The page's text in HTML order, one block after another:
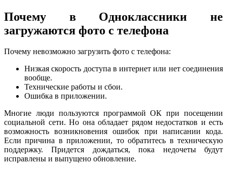
Почему в Одноклассники не
загружаются фото с телефона
Почему невозможно загрузить фото с телефона:
Низкая скорость доступа в интернет или нет соединения
вообще.
Технические работы и сбои.
Ошибка в приложении.
Многие люди пользуются программой ОК при посещении
социальной сети. Но она обладает рядом недостатков и есть
возможность возникновения ошибок при написании кода.
Если причина в приложении, то обратитесь в техническую
поддержку. Придется дождаться, пока недочеты будут
исправлены и выпущено обновление.